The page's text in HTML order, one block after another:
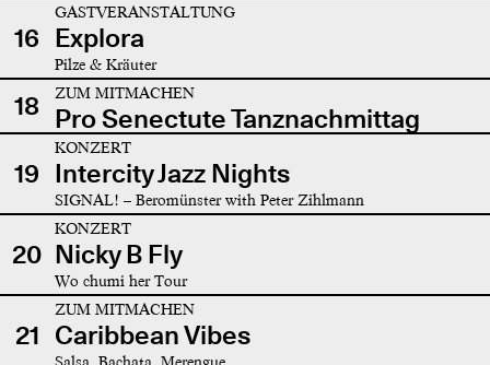
16
GASTVERANSTALTUNG
Explora
Pilze & Kräuter
18 ZUM MITMACHEN
Pro Senectute Tanznachmittag
19
KONZERT
Intercity Jazz Nights
SIGNAL! – Beromünster with Peter Zihlmann
20
KONZERT
Nicky B Fly
Wo chumi her Tour
21
ZUM MITMACHEN
Caribbean Vibes